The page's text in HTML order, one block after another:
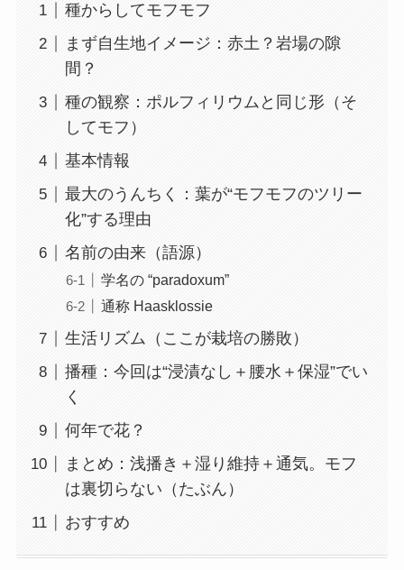
種からしてモフモフ
まず自生地イメージ：赤土？岩場の隙
間？
種の観察：ポルフィリウムと同じ形（そ
してモフ）
基本情報
最大のうんちく：葉が“モフモフのツリー
化”する理由
名前の由来（語源）
学名の “paradoxum”
通称 Haasklossie
生活リズム（ここが栽培の勝敗）
播種：今回は“浸漬なし＋腰水＋保湿”でい
く
何年で花？
まとめ：浅播き＋湿り維持＋通気。モフ
は裏切らない（たぶん）
おすすめ